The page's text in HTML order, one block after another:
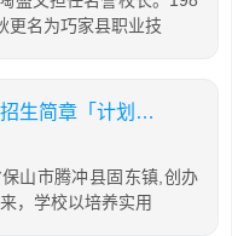
更名为巧家县职业技
2026年腾冲县第二职业技术中学招生简章「计划内招生」
山市腾冲县固东镇,创办
，学校以培养实用